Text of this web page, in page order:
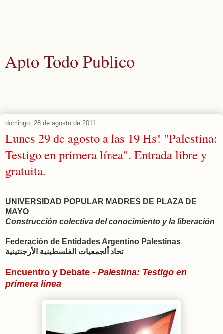
Apto Todo Publico
domingo, 28 de agosto de 2011
Lunes 29 de agosto a las 19 Hs! "Palestina:
Testigo en primera línea". Entrada libre y
gratuita.
UNIVERSIDAD POPULAR MADRES DE PLAZA DE
MAYO
Construcción colectiva del conocimiento y la liberación
Federación de Entidades Argentino Palestinas
تحاد ألجمعيات الفلسطينية الأرجنتينية
Encuentro y Debate - Palestina: Testigo en
primera línea